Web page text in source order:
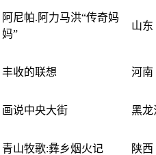
阿尼帕.阿力马洪“传奇妈
妈”
山东
丰收的联想 河南
画说中央大街 黑龙
青山牧歌:彝乡烟火记 陕西